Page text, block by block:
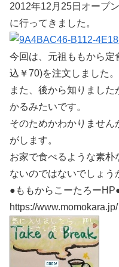
2012年12月25日オープ
に行ってきました。
今回は、元祖ももから定
込￥70)を注文しました。
また、後から知りまし
かるみたいです。
そのためかわかりませ
がします。
お家で食べるような素
ないのではないでしょう
●ももからこーたろー
https://www.momokara.jp/